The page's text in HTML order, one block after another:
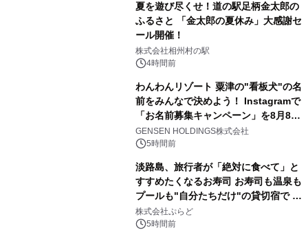
夏を遊び尽くせ！道の駅足柄金太郎の
ふるさと 「金太郎の夏休み」大感謝セ
ール開催！
株式会社相州村の駅
4時間前
わんわんリゾート 粟津の"看板犬"の名
前をみんなで決めよう！ Instagramで
「お名前募集キャンペーン」を8月8日
(土)より開催
GENSEN HOLDINGS株式会社
5時間前
淡路島、旅行者が「絶対に食べて」と
すすめたくなるお寿司 お寿司も温泉も
プールも"自分たちだけ"の貸切宿で 1
日1組限定「岩屋温泉 絵島別庭 海と
森」の握り寿司プラン
株式会社ぷらど
5時間前